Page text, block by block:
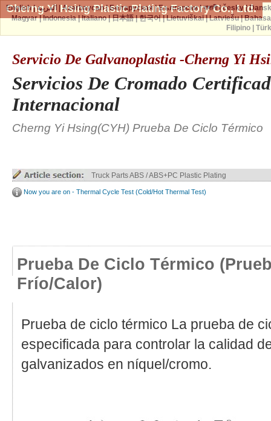
Cherng Yi Hsing Plastic Plating Factory Co., Ltd.
Servicio De Galvanoplastia -Cherng Yi
Servicios De Cromado
Internacional
Cherng Yi Hsing(CYH) Prueba De Ciclo Térmico
Truck Parts ABS / ABS+PC Plastic Plating
Now you are on - Thermal Cycle Test (Cold/Hot Thermal Test)
Prueba De Ciclo Térmico
Frío/calor)
Prueba de ciclo térmico La prueba de
especificada para controlar la calidad
galvanizados en níquel/cromo.
English|العربية |Azərbaycan|Беларуская|Български|বাঙ্গালী|česky|
Magyar|Indonesia|Italiano|日本語|한국어|Lietuviškai|Latviešu|
Filipino|